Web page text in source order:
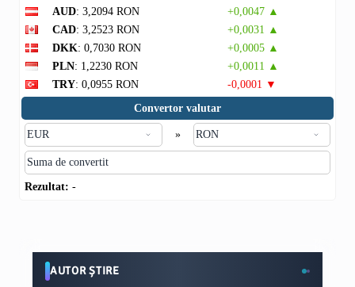
AUD: 3,2094 RON
+0,0047 ▲
CAD: 3,2523 RON
+0,0031 ▲
DKK: 0,7030 RON
+0,0005 ▲
PLN: 1,2230 RON
+0,0011 ▲
TRY: 0,0955 RON
-0,0001 ▼
Convertor valutar
»
Rezultat: -
AUTOR ȘTIRE